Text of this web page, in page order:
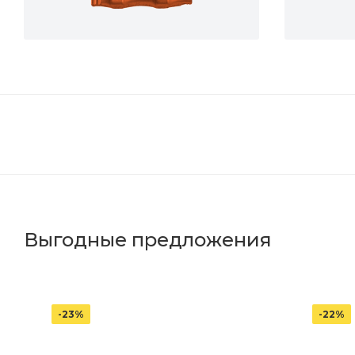
Выгодные предложения
-23% -22%